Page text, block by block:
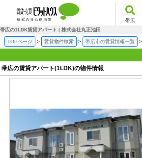
帯広
帯広の1LDK賃貸アパート | 株式会社丸正池田
TOPページ 賃貸物件検索 帯広市の賃貸情報一覧
帯広の賃貸アパート(1LDK)の物件情報